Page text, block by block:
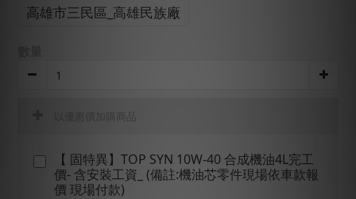
高雄市三民區_高雄民族廠
以優惠價加購商品
【 固特異】TOP SYN 10W-40 合成機油4L完工
價- 含安裝工資_ (備註:機油芯零件現場依車款報
價 現場付款)